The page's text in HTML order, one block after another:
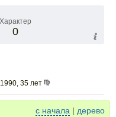
Характер
0
35 лет
с начала | дерево